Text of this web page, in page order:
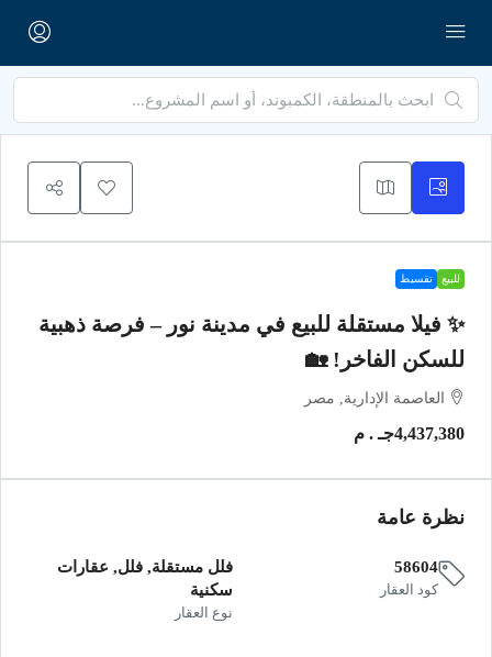
للبيع تقسيط
✨ فيلا مستقلة للبيع في مدينة نور – فرصة ذهبية
للسكن الفاخر! 🏡
العاصمة الإدارية, مصر
4,437,380جـ . م
نظرة عامة
58604
كود العقار
فلل مستقلة, فلل, عقارات
سكنية
نوع العقار